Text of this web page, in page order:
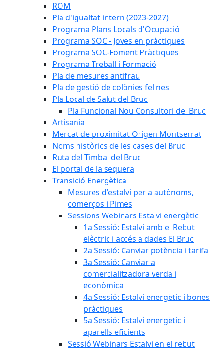
ROM
Pla d'igualtat intern (2023-2027)
Programa Plans Locals d'Ocupació
Programa SOC - Joves en pràctiques
Programa SOC-Foment Pràctiques
Programa Treball i Formació
Pla de mesures antifrau
Pla de gestió de colònies felines
Pla Local de Salut del Bruc
Pla Funcional Nou Consultori del Bruc
Artisania
Mercat de proximitat Origen Montserrat
Noms històrics de les cases del Bruc
Ruta del Timbal del Bruc
El portal de la sequera
Transició Energètica
Mesures d'estalvi per a autònoms,
comerços i Pimes
Sessions Webinars Estalvi energètic
1a Sessió: Estalvi amb el Rebut
elèctric i accés a dades El Bruc
2a Sessió: Canviar potència i tarifa
3a Sessió: Canviar a
comercialitzadora verda i
econòmica
4a Sessió: Estalvi energètic i bones
pràctiques
5a Sessió: Estalvi energètic i
aparells eficients
Sessió Webinars Estalvi en el rebut